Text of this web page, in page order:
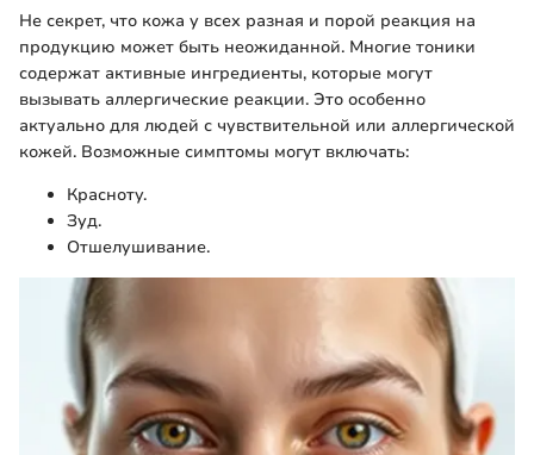
Не секрет, что кожа у всех разная и порой реакция на
продукцию может быть неожиданной. Многие тоники
содержат активные ингредиенты, которые могут
вызывать аллергические реакции. Это особенно
актуально для людей с чувствительной или аллергической
кожей. Возможные симптомы могут включать:
Красноту.
Зуд.
Отшелушивание.